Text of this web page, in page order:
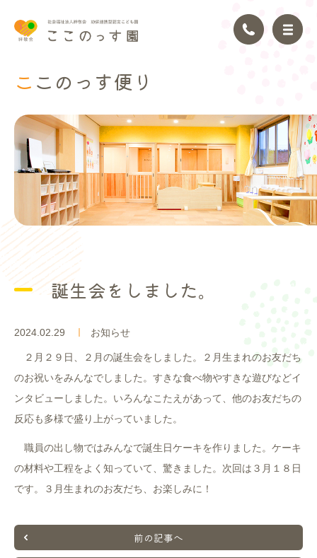
トップページ
園の理念
園の紹介
園の生活
アクセス
入園案内
採用情報
ここのっす便り
ここのっ す便り
誕生会をしました。
2024.02.29 お知らせ
２月２９日、２月の誕生会をしました。２月生まれのお友だち
のお祝いをみんなでしました。すきな食べ物やすきな遊びなどイ
ンタビューしました。いろんなこたえがあって、他のお友だちの
反応も多様で盛り上がっていました。
職員の出し物ではみんなで誕生日ケーキを作りました。ケーキ
の材料や工程をよく知っていて、驚きました。次回は３月１８日
です。３月生まれのお友だち、お楽しみに！
前の記事へ